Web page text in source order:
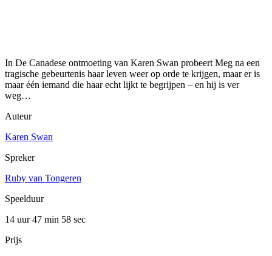
In De Canadese ontmoeting van Karen Swan probeert Meg na een
tragische gebeurtenis haar leven weer op orde te krijgen, maar er is
maar één iemand die haar echt lijkt te begrijpen – en hij is ver
weg…
Auteur
Karen Swan
Spreker
Ruby van Tongeren
Speelduur
14 uur 47 min 58 sec
Prijs